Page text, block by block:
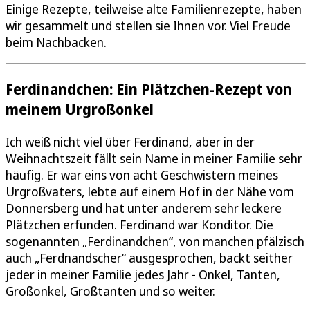
Einige Rezepte, teilweise alte Familienrezepte, haben
wir gesammelt und stellen sie Ihnen vor. Viel Freude
beim Nachbacken.
Ferdinandchen: Ein Plätzchen-Rezept von
meinem Urgroßonkel
Ich weiß nicht viel über Ferdinand, aber in der
Weihnachtszeit fällt sein Name in meiner Familie sehr
häufig. Er war eins von acht Geschwistern meines
Urgroßvaters, lebte auf einem Hof in der Nähe vom
Donnersberg und hat unter anderem sehr leckere
Plätzchen erfunden. Ferdinand war Konditor. Die
sogenannten „Ferdinandchen“, von manchen pfälzisch
auch „Ferdnandscher“ ausgesprochen, backt seither
jeder in meiner Familie jedes Jahr - Onkel, Tanten,
Großonkel, Großtanten und so weiter.